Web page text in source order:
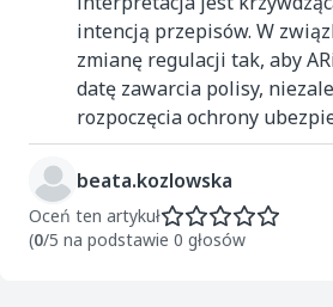
intencją przepisów. W
zmianę regulacji tak, aby
datę zawarcia polisy,
rozpoczęcia ochrony
beata.kozlowska
Oceń ten artykuł
(0/5 na podstawie 0 głosów